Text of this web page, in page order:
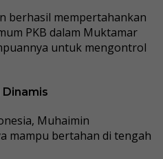
berhasil mempertahankan
PKB dalam Muktamar
untuk mengontrol
Muhaimin
mampu bertahan di tengah